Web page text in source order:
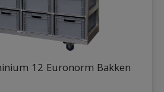
12 Euronorm Bakken